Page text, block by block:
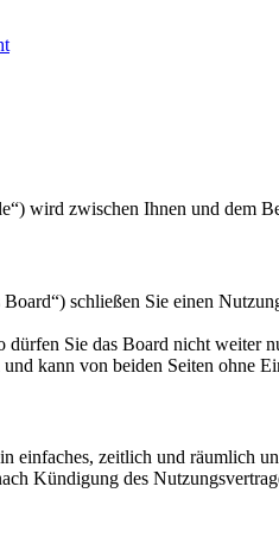
wird zwischen Ihnen und dem
schließen Sie einen
Sie das Board nicht
kann von beiden Seiten ohne
einfaches, zeitlich und räumlich
Kündigung des